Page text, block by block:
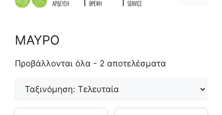
ΜΑΥΡΟ
Προβάλλονται όλα - 2 αποτελέσματα
Sorted
latest